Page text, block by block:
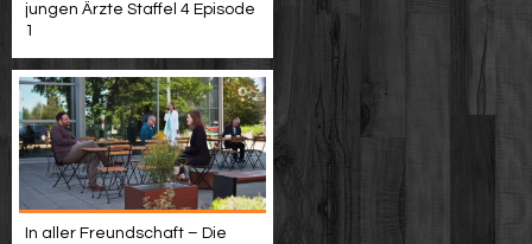
jungen Ärzte Staffel 4 Episode
1
In aller Freundschaft – Die